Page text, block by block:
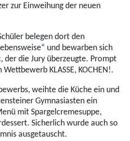
zur Einweihung der neuen
belegen dort den
und bewarben sich
der die Jury überzeugte. Prompt
KLASSE, KOCHEN!.
weihte die Küche ein und
Gymnasiasten ein
mit Spargelcremesuppe,
Sicherlich wurde auch so
ausgetauscht.